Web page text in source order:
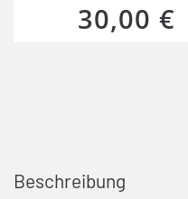
30,00 €
Beschreibung